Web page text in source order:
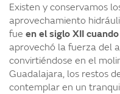
Existen y conservamos
aprovechamiento
fue en el siglo XII
aprovechó la fuerza del
convirtiéndose en el
Guadalajara, los restos
contemplar en un